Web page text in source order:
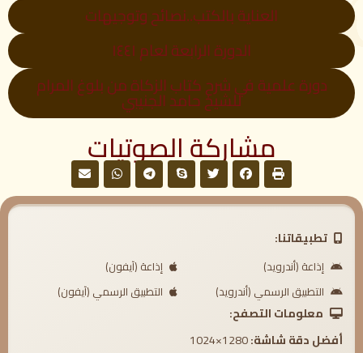
العناية بالكتب..نصائح وتوجيهات
الدورة الرابعة لعام ١٤٤١
دورة علمية في شرح كتاب الزكاة من بلوغ المرام
للشيخ حامد الجنيبي
مشاركة الصوتيات
تطبيقاتنا:
إذاعة (أندرويد)
إذاعة (آيفون)
التطبيق الرسمي (أندرويد)
التطبيق الرسمي (آيفون)
معلومات التصفح:
أفضل دقة شاشة: